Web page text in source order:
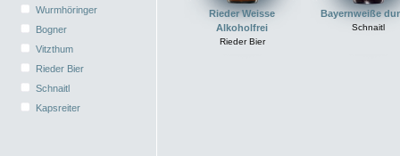
Wurmhöringer
Bogner
Vitzthum
Rieder Bier
Schnaitl
Kapsreiter
Rieder Weisse
Alkoholfrei
Rieder Bier
Bayernweiße
Schnaitl